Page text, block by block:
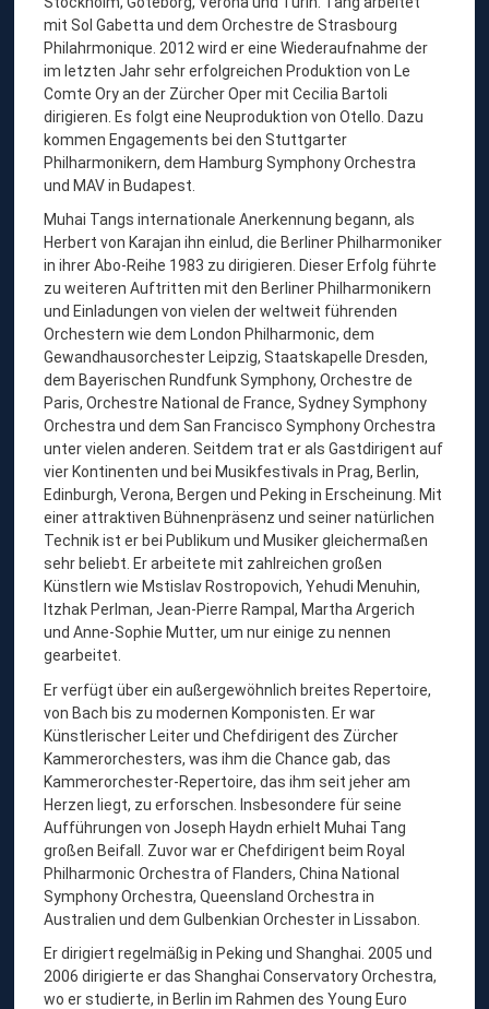
mit Sol Gabetta und dem Orchestre de Strasbourg
Philahrmonique. 2012 wird er eine Wiederaufnahme der
im letzten Jahr sehr erfolgreichen Produktion von Le
Comte Ory an der Zürcher Oper mit Cecilia Bartoli
dirigieren. Es folgt eine Neuproduktion von Otello. Dazu
kommen Engagements bei den Stuttgarter
Philharmonikern, dem Hamburg Symphony Orchestra
und MAV in Budapest.
Muhai Tangs internationale Anerkennung begann, als
Herbert von Karajan ihn einlud, die Berliner Philharmoniker
in ihrer Abo-Reihe 1983 zu dirigieren. Dieser Erfolg führte
zu weiteren Auftritten mit den Berliner Philharmonikern
und Einladungen von vielen der weltweit führenden
Orchestern wie dem London Philharmonic, dem
Gewandhausorchester Leipzig, Staatskapelle Dresden,
dem Bayerischen Rundfunk Symphony, Orchestre de
Paris, Orchestre National de France, Sydney Symphony
Orchestra und dem San Francisco Symphony Orchestra
unter vielen anderen. Seitdem trat er als Gastdirigent auf
vier Kontinenten und bei Musikfestivals in Prag, Berlin,
Edinburgh, Verona, Bergen und Peking in Erscheinung. Mit
einer attraktiven Bühnenpräsenz und seiner natürlichen
Technik ist er bei Publikum und Musiker gleichermaßen
sehr beliebt. Er arbeitete mit zahlreichen großen
Künstlern wie Mstislav Rostropovich, Yehudi Menuhin,
Itzhak Perlman, Jean-Pierre Rampal, Martha Argerich
und Anne-Sophie Mutter, um nur einige zu nennen
gearbeitet.
Er verfügt über ein außergewöhnlich breites Repertoire,
von Bach bis zu modernen Komponisten. Er war
Künstlerischer Leiter und Chefdirigent des Zürcher
Kammerorchesters, was ihm die Chance gab, das
Kammerorchester-Repertoire, das ihm seit jeher am
Herzen liegt, zu erforschen. Insbesondere für seine
Aufführungen von Joseph Haydn erhielt Muhai Tang
großen Beifall. Zuvor war er Chefdirigent beim Royal
Philharmonic Orchestra of Flanders, China National
Symphony Orchestra, Queensland Orchestra in
Australien und dem Gulbenkian Orchester in Lissabon.
Er dirigiert regelmäßig in Peking und Shanghai. 2005 und
2006 dirigierte er das Shanghai Conservatory Orchestra,
wo er studierte, in Berlin im Rahmen des Young Euro